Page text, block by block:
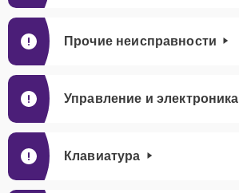
Прочие неисправности
Управление и электроника
Клавиатура